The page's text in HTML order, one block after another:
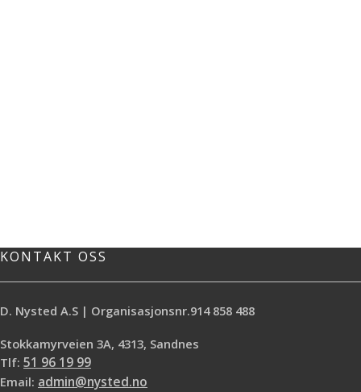
KONTAKT OSS
D. Nysted A.S | Organisasjonsnr.914 858 488
Stokkamyrveien 3A, 4313, Sandnes
Tlf: 51 96 19 99
Email: admin@nysted.no